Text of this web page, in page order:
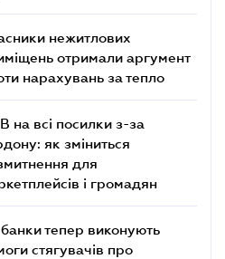
нежитлових
отримали аргумент
нарахувань за тепло
на всі посилки з-за
як зміниться
для
і громадян
тепер виконують
стягувачів про